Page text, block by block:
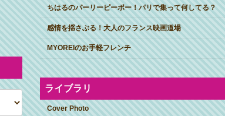
ちはるのパーリーピーポー！パリで集って何してる？
感情を揺さぶる！大人のフランス映画道場
MYOREIのお手軽フレンチ
ライブラリ
Cover Photo